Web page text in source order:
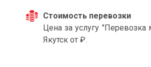
Стоимость перевозки
Цена за услугу
Якутск от ₽.